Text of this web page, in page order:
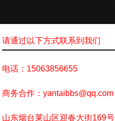
请通过以下方式联系到我们
电话：15063856655
商务合作：yantaibbs@qq.com
山东烟台莱山区迎春大街169号